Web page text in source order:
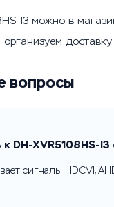
I3 можно в
вопросы
DH-XVR5108HS-
сигналы HDCVI,